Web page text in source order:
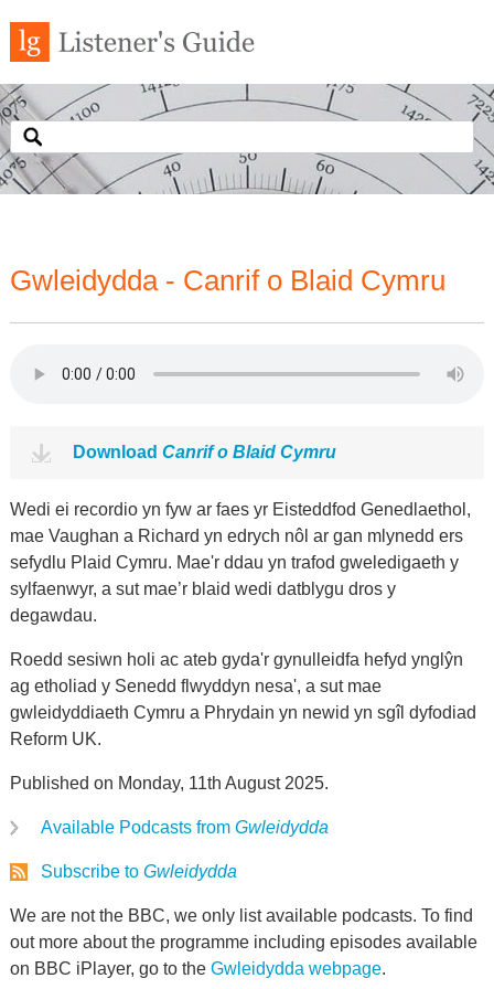
Gwleidydda - Canrif o Blaid Cymru
Download Canrif o Blaid Cymru
Wedi ei recordio yn fyw ar faes yr Eisteddfod Genedlaethol,
mae Vaughan a Richard yn edrych nôl ar gan mlynedd ers
sefydlu Plaid Cymru. Mae'r ddau yn trafod gweledigaeth y
sylfaenwyr, a sut mae’r blaid wedi datblygu dros y
degawdau.
Roedd sesiwn holi ac ateb gyda'r gynulleidfa hefyd ynglŷn
ag etholiad y Senedd flwyddyn nesa', a sut mae
gwleidyddiaeth Cymru a Phrydain yn newid yn sgîl dyfodiad
Reform UK.
Published on Monday, 11th August 2025.
Available Podcasts from Gwleidydda
Subscribe to Gwleidydda
We are not the BBC, we only list available podcasts. To find
out more about the programme including episodes available
on BBC iPlayer, go to the Gwleidydda webpage.